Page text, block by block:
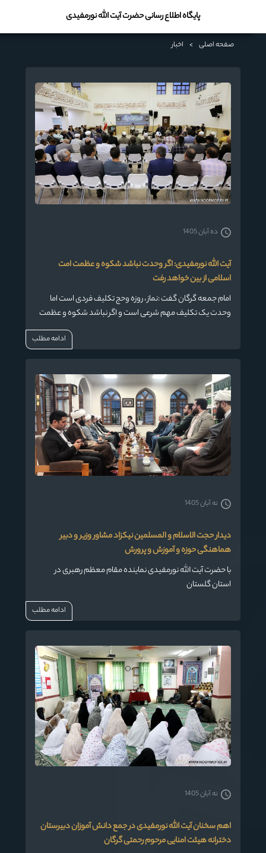
پایگاه اطلاع رسانی حضرت آیت الله نورمفیدی
صفحه اصلی > اخبار
آیت الله نورمفیدی: اگر وحدت نباشد شکوه و عظمت امت
اسلامی از بین خواهد رفت
امام جمعه گرگان گفت :نماز ، روزه وحج تکلیف فردی است اما
وحدت یک تکلیف مهم شرعی است و اگر نباشد شکوه و عظمت
و قدرت امت اسلامی بهم می ریزد و از بین خواهد رفت .
ده آبان 1405
ادامه مطلب
دیدار حجت الاسلام و المسلمین نیکزاد مشاور وزیر و دبیر
هماهنگی حوزه و آموزش و پرورش
با حضرت آیت الله نورمفیدی نماینده مقام معظم رهبری در
استان گلستان
نه آبان 1405
ادامه مطلب
اهم سخنان آیت الله نورمفیدی در جمع دانش آموزان دبیرستان
دخترانه هیئت امنایی مرحوم رحمتی گرگان
نه آبان 1405